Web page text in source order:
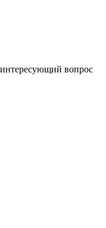
вопрос